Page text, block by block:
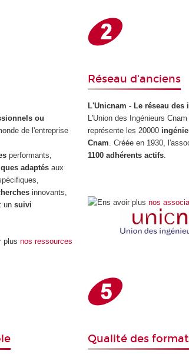
ou
de l'entreprise
performants,
adaptés aux
innovants,
un suivi
nos ressources
Réseau d'anciens
L'Unicnam - Le réseau des
L'Union des Ingénieurs
représente les 20000
Cnam. Créée en 1930,
1100 adhérents actifs.
nos
Qualité des